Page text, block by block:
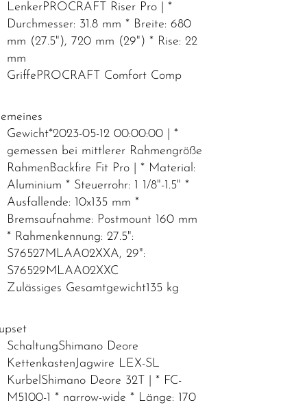
LenkerPROCRAFT Riser Pro | *
Durchmesser: 31.8 mm * Breite: 680
mm (27.5"), 720 mm (29") * Rise: 22
mm
GriffePROCRAFT Comfort Comp
Gewicht*2023-05-12 00:00:00 | *
gemessen bei mittlerer Rahmengröße
RahmenBackfire Fit Pro | * Material:
Aluminium * Steuerrohr: 1 1/8"-1.5" *
Ausfallende: 10x135 mm *
Bremsaufnahme: Postmount 160 mm
* Rahmenkennung: 27.5":
S76527MLAA02XXA, 29":
S76529MLAA02XXC
Zulässiges Gesamtgewicht135 kg
SchaltungShimano Deore
KettenkastenJagwire LEX-SL
KurbelShimano Deore 32T | * FC-
M5100-1 * narrow-wide * Länge: 170